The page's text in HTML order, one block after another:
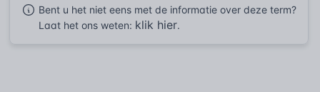
Bent u het niet eens met de informatie over deze term?
Laat het ons weten: klik hier.